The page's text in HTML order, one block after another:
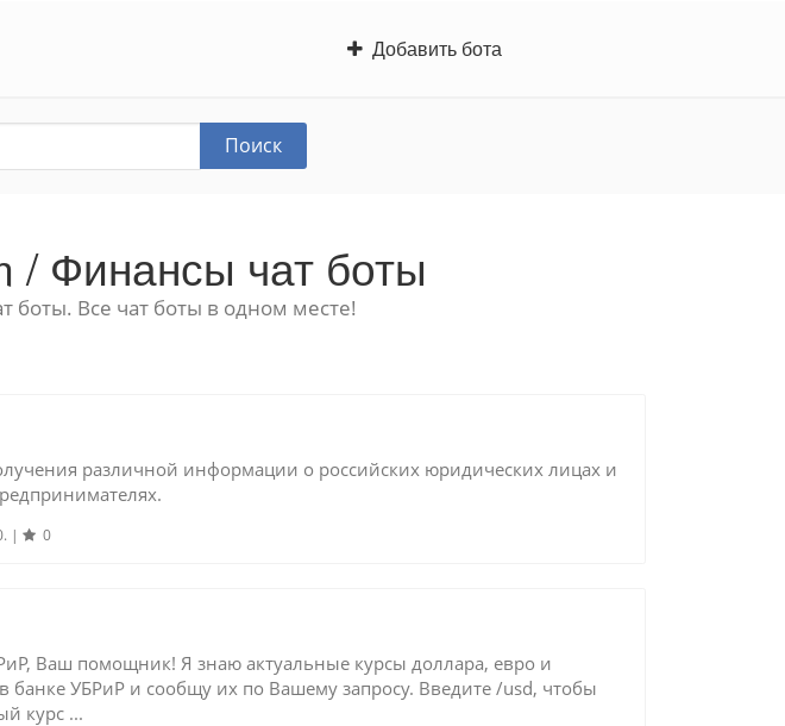
Добавить бота
Поиск
/ Финансы чат боты
боты. Все чат боты в одном месте!
различной информации о российских юридических лицах и
| 0
Ваш помощник! Я знаю актуальные курсы доллара, евро и
банке УБРиР и сообщу их по Вашему запросу. Введите /usd, чтобы
курс ...